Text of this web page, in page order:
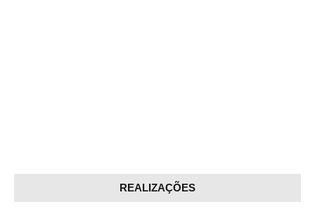
REALIZAÇÕES